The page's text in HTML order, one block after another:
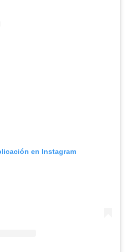
en Instagram